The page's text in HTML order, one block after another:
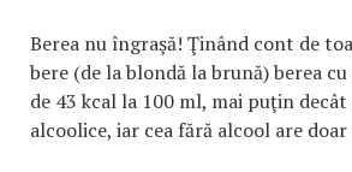
Berea nu îngraşă! Ţinând cont de
bere (de la blondă la brună) berea
de 43 kcal la 100 ml, mai puţin
alcoolice, iar cea fără alcool are